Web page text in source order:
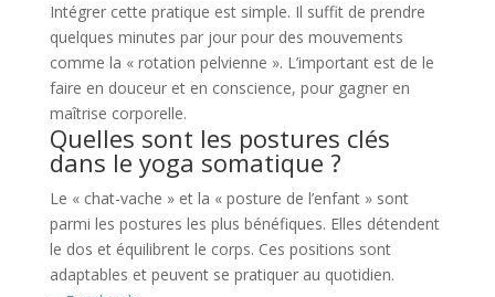
Intégrer cette pratique est simple. Il suffit de prendre
quelques minutes par jour pour des mouvements
comme la « rotation pelvienne ». L’important est de le
faire en douceur et en conscience, pour gagner en
maîtrise corporelle.
Quelles sont les postures clés
dans le yoga somatique ?
Le « chat-vache » et la « posture de l’enfant » sont
parmi les postures les plus bénéfiques. Elles détendent
le dos et équilibrent le corps. Ces positions sont
adaptables et peuvent se pratiquer au quotidien.